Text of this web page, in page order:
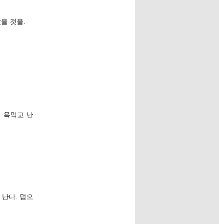
것을.
욕먹고 난
다. 덤으